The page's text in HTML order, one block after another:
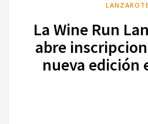
La Wine Run
abre
nueva edición